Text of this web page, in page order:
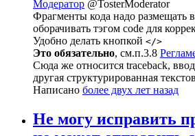
Модератор @TosterModerator
Фрагменты кода надо размещать
оборачивать тэгом code для
Удобно делать кнопкой </>
Это обязательно, см.п.3.8
Сюда же относится traceback,
другая структурированная
Написано более двух лет назад
Не могу исправить